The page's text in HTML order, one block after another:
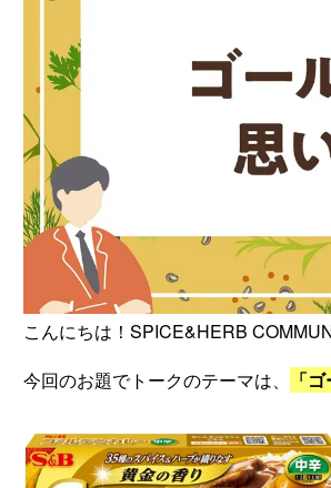
こんにちは！SPICE&HERB
今回のお題でトークのテーマは、
「